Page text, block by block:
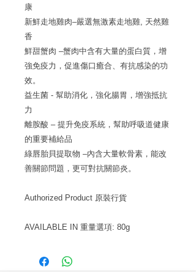
康
新鮮走地雞肉–嚴選無激素走地雞, 天然雞
香
鮮甜蟹肉 –蟹肉中含有大量的蛋白質，增
強免疫力，促進傷口癒合、有抗感染的功
效。
益生菌 - 幫助消化，強化腸胃，增強抵抗
力
離胺酸 – 提升免疫系統，幫助呼吸道健康
的重要補給品
綠唇胎貝提取物 –內含大量軟骨素，能改
善關節問題，更可對抗關節炎。
Authorized Product 原裝行貨
AVAILABLE IN 重量選項: 80g